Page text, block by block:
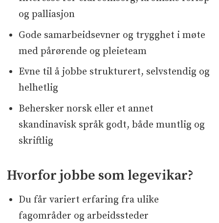
og palliasjon
Gode samarbeidsevner og trygghet i møte
med pårørende og pleieteam
Evne til å jobbe strukturert, selvstendig og
helhetlig
Behersker norsk eller et annet
skandinavisk språk godt, både muntlig og
skriftlig
Hvorfor jobbe som legevikar?
Du får variert erfaring fra ulike
fagområder og arbeidssteder